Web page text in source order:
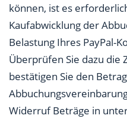
können, ist es
Kaufabwicklung der
Belastung Ihres PayPal-
Überprüfen Sie dazu die
bestätigen Sie den
Widerruf Beträge in